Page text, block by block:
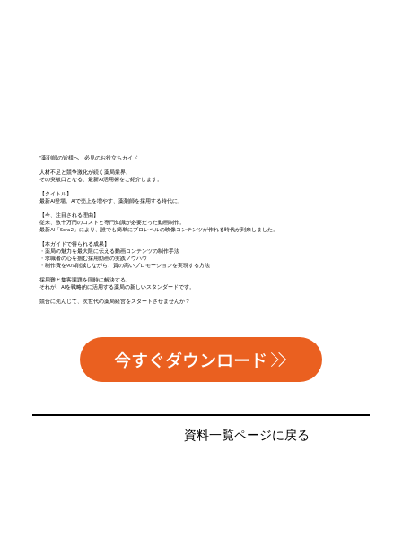
"薬剤師の皆様へ 必見のお役立ちガイド
人材不足と競争激化が続く薬局業界。
その突破口となる、最新AI活用術をご紹介します。
【タイトル】
最新AI登場。AIで売上を増やす、薬剤師を採用する時代に。
【今、注目される理由】
従来、数十万円のコストと専門知識が必要だった動画制作。
最新AI「Sora2」により、誰でも簡単にプロレベルの映像コンテンツが作れる時代が到来しました。
【本ガイドで得られる成果】
・薬局の魅力を最大限に伝える動画コンテンツの制作手法
・求職者の心を掴む採用動画の実践ノウハウ
・制作費を90%削減しながら、質の高いプロモーションを実現する方法
採用難と集客課題を同時に解決する。
それが、AIを戦略的に活用する薬局の新しいスタンダードです。
競合に先んじて、次世代の薬局経営をスタートさせませんか？
今すぐダウンロード
資料一覧ページに戻る